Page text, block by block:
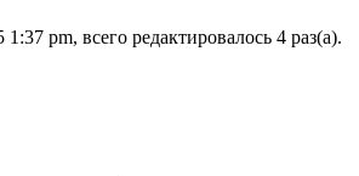
pm, всего редактировалось 4 раз(а).